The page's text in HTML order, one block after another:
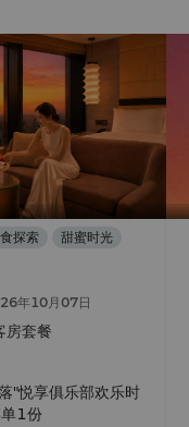
探索 甜蜜时光
年10月07日
房套餐
"悦享俱乐部欢乐时
1份